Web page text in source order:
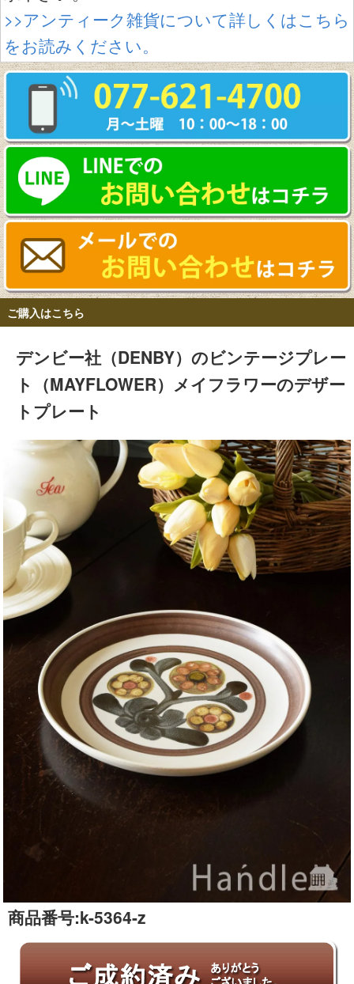
>>アンティーク雑貨について詳しくはこちら
をお読みください。
ご購入はこちら
デンビー社（DENBY）のビンテージプレー
ト（MAYFLOWER）メイフラワーのデザー
トプレート
商品番号:k-5364-z